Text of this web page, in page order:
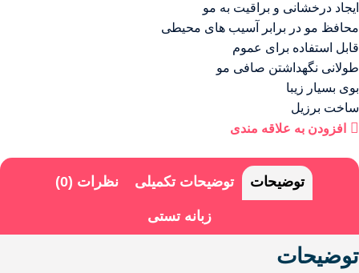
ایجاد درخشانی و براقیت به مو
محافظ مو در برابر آسیب های محیطی
قابل استفاده برای عموم
طولانی نگهداشتن صافی مو
بوی بسیار زیبا
ساخت برزیل
افزودن به علاقه مندی
توضیحات توضیحات تکمیلی نظرات (0)
زبانه تستی
توضیحات